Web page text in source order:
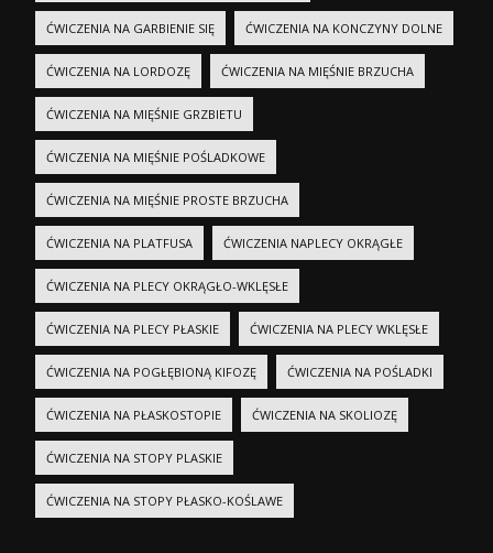
ĆWICZENIA NA GARBIENIE SIĘ ĆWICZENIA NA KONCZYNY DOLNE
ĆWICZENIA NA LORDOZĘ ĆWICZENIA NA MIĘŚNIE BRZUCHA
ĆWICZENIA NA MIĘŚNIE GRZBIETU
ĆWICZENIA NA MIĘŚNIE POŚLADKOWE
ĆWICZENIA NA MIĘŚNIE PROSTE BRZUCHA
ĆWICZENIA NA PLATFUSA ĆWICZENIA NAPLECY OKRĄGŁE
ĆWICZENIA NA PLECY OKRĄGŁO-WKLĘSŁE
ĆWICZENIA NA PLECY PŁASKIE ĆWICZENIA NA PLECY WKLĘSŁE
ĆWICZENIA NA POGŁĘBIONĄ KIFOZĘ ĆWICZENIA NA POŚLADKI
ĆWICZENIA NA PŁASKOSTOPIE ĆWICZENIA NA SKOLIOZĘ
ĆWICZENIA NA STOPY PLASKIE
ĆWICZENIA NA STOPY PŁASKO-KOŚLAWE